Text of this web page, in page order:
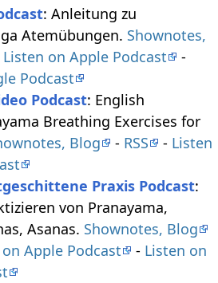
: Anleitung zu
Atemübungen. Shownotes,
Listen on Apple Podcast
-
Podcast
Podcast: English
Breathing Exercises for
Blog - RSS - Listen
Praxis Podcast:
von Pranayama,
Asanas. Shownotes, Blog
Apple Podcast - Listen on